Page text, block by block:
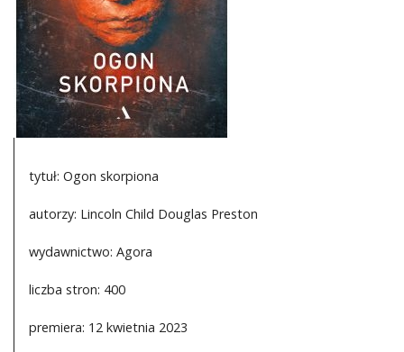
DO CZYTANIA
NA EKRANIE
KONTAKT
tytuł: Ogon skorpiona
autorzy: Lincoln Child Douglas Preston
wydawnictwo: Agora
liczba stron: 400
premiera: 12 kwietnia 2023